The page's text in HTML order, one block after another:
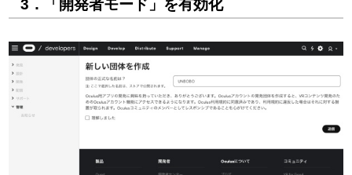
3．「開発者モード」を有効化